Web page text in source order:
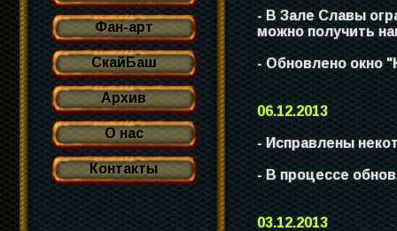
Фан-арт
СкайБаш
Архив
О нас
Контакты
- В Зале Славы
можно получить
- Обновлено окно
06.12.2013
- Исправлены
- В процессе
03.12.2013